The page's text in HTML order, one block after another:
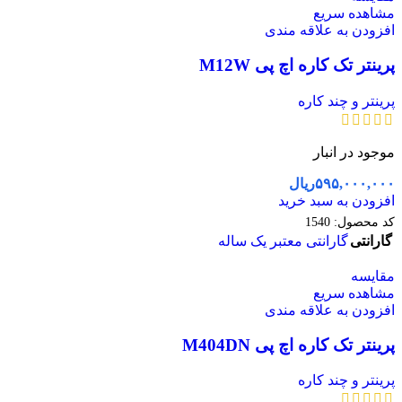
مشاهده سریع
افزودن به علاقه مندی
پرینتر تک کاره اچ پی M12W
پرینتر و چند کاره
موجود در انبار
۵۹۵,۰۰۰,۰۰۰ریال
افزودن به سبد خرید
کد محصول: 1540
گارانتیگارانتی معتبر یک ساله
مقایسه
مشاهده سریع
افزودن به علاقه مندی
پرینتر تک کاره اچ پی M404DN
پرینتر و چند کاره